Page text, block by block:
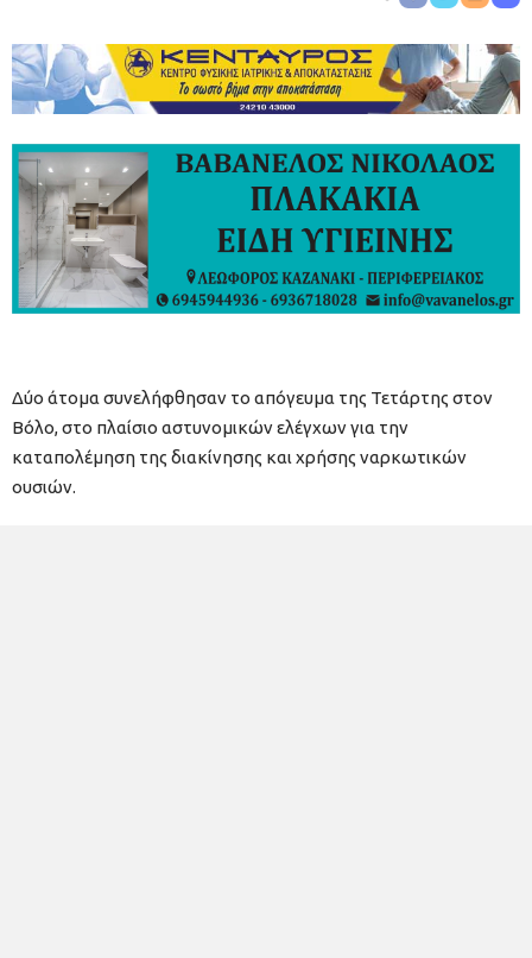
Δύο άτομα συνελήφθησαν το απόγευμα της Τετάρτης στον
Βόλο, στο πλαίσιο αστυνομικών ελέγχων για την
καταπολέμηση της διακίνησης και χρήσης ναρκωτικών
ουσιών.